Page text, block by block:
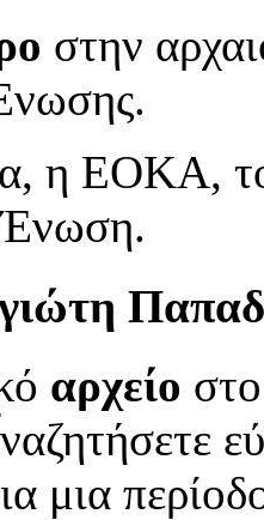
στην
η ΕΟΚΑ,
αρχείο
μια